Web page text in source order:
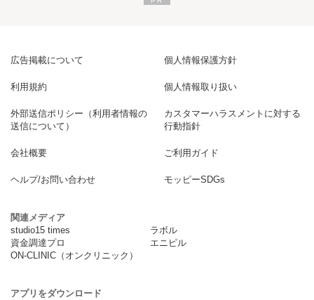
広告掲載について 個人情報保護方針
利用規約 個人情報取り扱い
外部送信ポリシー（利用者情報の
送信について）
カスタマーハラスメントに対する
行動指針
会社概要 ご利用ガイド
ヘルプ/お問い合わせ モッピーSDGs
関連メディア
studio15 times
ラボル
資金調達プロ
エニピル
ON-CLINIC（オンクリニック）
アプリをダウンロード